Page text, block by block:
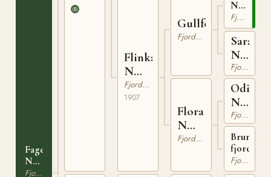
Fagerblakken
N
796Fjordhäst
Flinka
N
659Fjordhäst
1907
Gullfeld
Fjordhäst
Flora
N
465Fjordhäst
Njaalson
N
264
Fjordhäst
Sara
N
247
Fjordhäst
Odin
N
311Fjordhäst
fjordsto
Fjordhäst